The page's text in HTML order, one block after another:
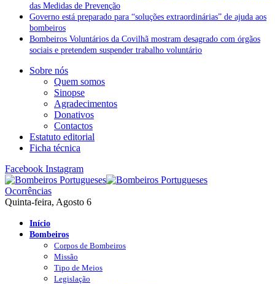
das Medidas de Prevenção
Governo está preparado para “soluções extraordinárias” de ajuda aos
bombeiros
Bombeiros Voluntários da Covilhã mostram desagrado com órgãos
sociais e pretendem suspender trabalho voluntário
Sobre nós
Quem somos
Sinopse
Agradecimentos
Donativos
Contactos
Estatuto editorial
Ficha técnica
Facebook Instagram
Ocorrências
Quinta-feira, Agosto 6
Início
Bombeiros
Corpos de Bombeiros
Missão
Tipo de Meios
Legislação